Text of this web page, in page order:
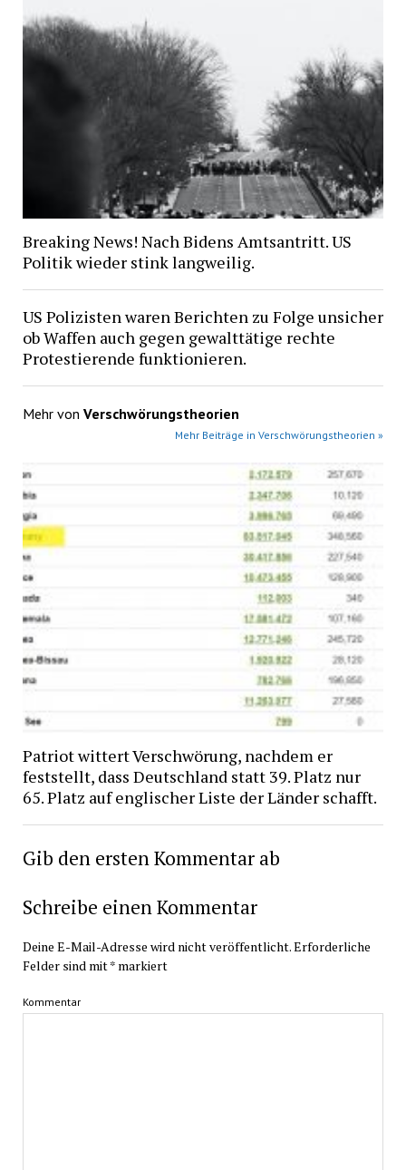
Breaking News! Nach Bidens Amtsantritt. US
Politik wieder stink langweilig.
US Polizisten waren Berichten zu Folge unsicher
ob Waffen auch gegen gewalttätige rechte
Protestierende funktionieren.
Mehr von Verschwörungstheorien
Mehr Beiträge in Verschwörungstheorien »
Patriot wittert Verschwörung, nachdem er
feststellt, dass Deutschland statt 39. Platz nur
65. Platz auf englischer Liste der Länder schafft.
Gib den ersten Kommentar ab
Schreibe einen Kommentar
Deine E-Mail-Adresse wird nicht veröffentlicht.Erforderliche
Felder sind mit*markiert
Kommentar